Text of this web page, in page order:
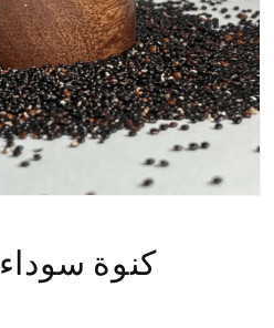
Black Quinoa كنوة سوداء